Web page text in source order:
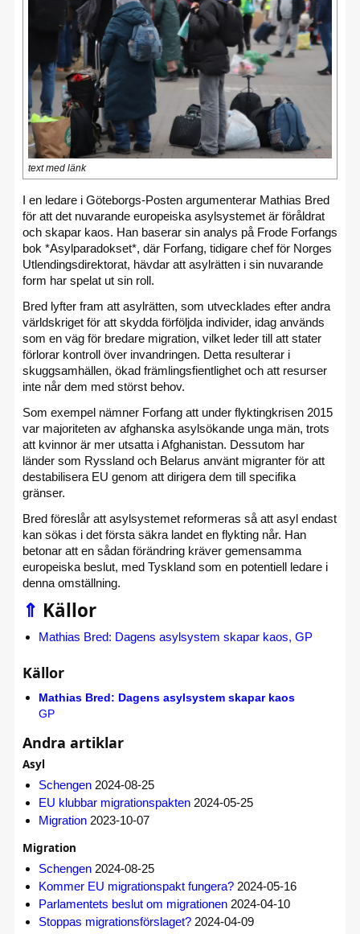
text med länk
I en ledare i Göteborgs-Posten argumenterar Mathias Bred
för att det nuvarande europeiska asylsystemet är föråldrat
och skapar kaos. Han baserar sin analys på Frode Forfangs
bok *Asylparadokset*, där Forfang, tidigare chef för Norges
Utlendingsdirektorat, hävdar att asylrätten i sin nuvarande
form har spelat ut sin roll.
Bred lyfter fram att asylrätten, som utvecklades efter andra
världskriget för att skydda förföljda individer, idag används
som en väg för bredare migration, vilket leder till att stater
förlorar kontroll över invandringen. Detta resulterar i
skuggsamhällen, ökad främlingsfientlighet och att resurser
inte når dem med störst behov.
Som exempel nämner Forfang att under flyktingkrisen 2015
var majoriteten av afghanska asylsökande unga män, trots
att kvinnor är mer utsatta i Afghanistan. Dessutom har
länder som Ryssland och Belarus använt migranter för att
destabilisera EU genom att dirigera dem till specifika
gränser.
Bred föreslår att asylsystemet reformeras så att asyl endast
kan sökas i det första säkra landet en flykting når. Han
betonar att en sådan förändring kräver gemensamma
europeiska beslut, med Tyskland som en potentiell ledare i
denna omställning.
⇑ Källor
Mathias Bred: Dagens asylsystem skapar kaos, GP
Källor
Mathias Bred: Dagens asylsystem skapar kaos
GP
Andra artiklar
Asyl
Schengen 2024-08-25
EU klubbar migrationspakten 2024-05-25
Migration 2023-10-07
Migration
Schengen 2024-08-25
Kommer EU migrationspakt fungera? 2024-05-16
Parlamentets beslut om migrationen 2024-04-10
Stoppas migrationsförslaget? 2024-04-09